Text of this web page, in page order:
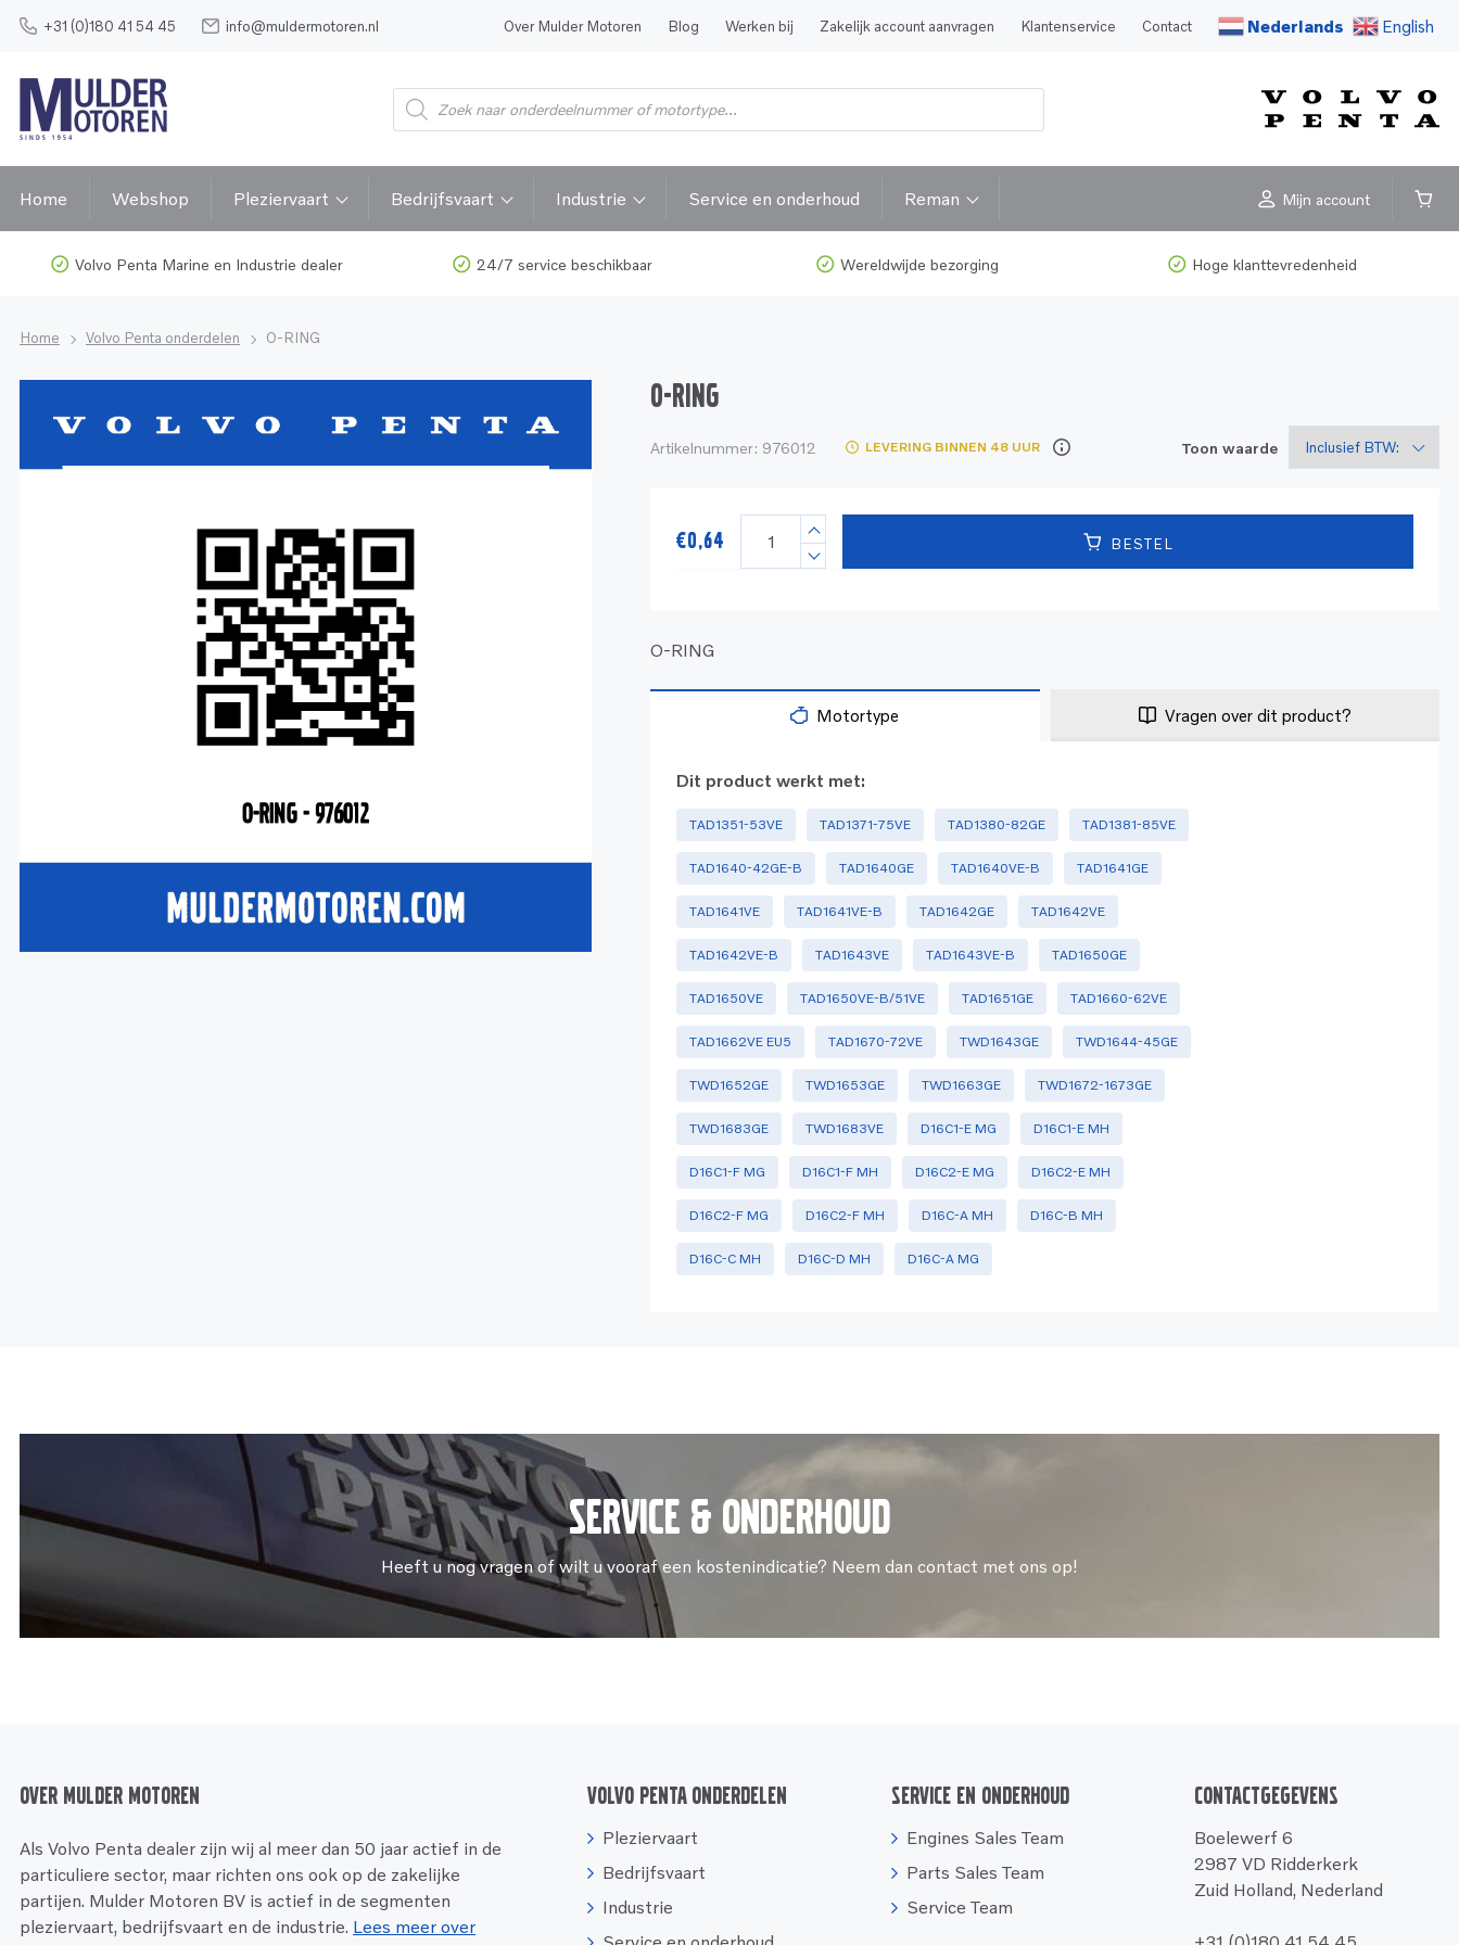
+31 (0)180 41 54 45 info@muldermotoren.nl Over Mulder Motoren Blog Werken bij Zakelijk account aanvragen Klantenservice Contact Nederlands English
Home Webshop Pleziervaart Bedrijfsvaart Industrie Service en onderhoud Reman Mijn account
Volvo Penta Marine en Industrie dealer 24/7 service beschikbaar Wereldwijde bezorging Hoge klanttevredenheid
Home Volvo Penta onderdelen O-RING
O-RING
Artikelnummer: 976012 LEVERING BINNEN 48 UUR Toon waarde
€0,64 BESTEL
O-RING
Motortype Vragen over dit product?
Dit product werkt met:
TAD1351-53VE TAD1371-75VE TAD1380-82GE TAD1381-85VE
TAD1640-42GE-B TAD1640GE TAD1640VE-B TAD1641GE
TAD1641VE TAD1641VE-B TAD1642GE TAD1642VE
TAD1642VE-B TAD1643VE TAD1643VE-B TAD1650GE
TAD1650VE TAD1650VE-B/51VE TAD1651GE TAD1660-62VE
TAD1662VE EU5 TAD1670-72VE TWD1643GE TWD1644-45GE
TWD1652GE TWD1653GE TWD1663GE TWD1672-1673GE
TWD1683GE TWD1683VE D16C1-E MG D16C1-E MH
D16C1-F MG D16C1-F MH D16C2-E MG D16C2-E MH
D16C2-F MG D16C2-F MH D16C-A MH D16C-B MH
D16C-C MH D16C-D MH D16C-A MG
Service & onderhoud
Heeft u nog vragen of wilt u vooraf een kostenindicatie? Neem dan contact met ons op!
Over Mulder Motoren
Als Volvo Penta dealer zijn wij al meer dan 50 jaar actief in de
particuliere sector, maar richten ons ook op de zakelijke
partijen. Mulder Motoren BV is actief in de segmenten
pleziervaart, bedrijfsvaart en de industrie. Lees meer over
Volvo Penta onderdelen
Pleziervaart
Bedrijfsvaart
Industrie
Service en onderhoud
Engines Sales Team
Parts Sales Team
Service Team
Contactgegevens
Boelewerf 6
2987 VD Ridderkerk
Zuid Holland, Nederland